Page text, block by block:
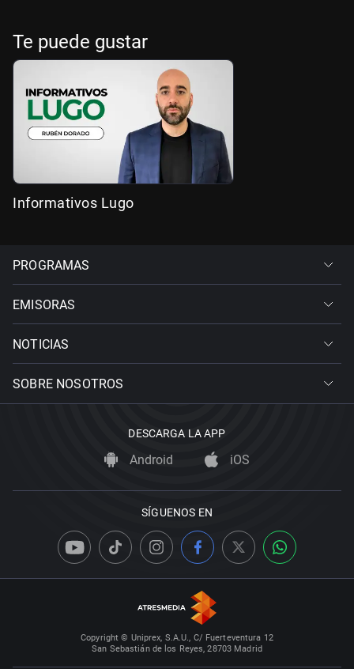
Te puede gustar
Informativos Lugo
PROGRAMAS
EMISORAS
NOTICIAS
SOBRE NOSOTROS
DESCARGA LA APP
Android iOS
SÍGUENOS EN
Copyright © Uniprex, S.A.U., C/ Fuerteventura 12
San Sebastián de los Reyes, 28703 Madrid